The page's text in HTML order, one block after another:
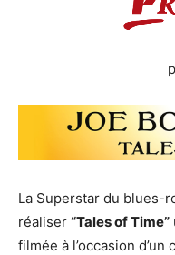
La Superstar du blues-
réaliser “Tales of Time”
filmée à l’occasion